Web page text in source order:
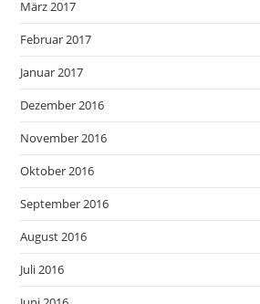
März 2017
Februar 2017
Januar 2017
Dezember 2016
November 2016
Oktober 2016
September 2016
August 2016
Juli 2016